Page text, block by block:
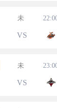
未
VS
未
VS